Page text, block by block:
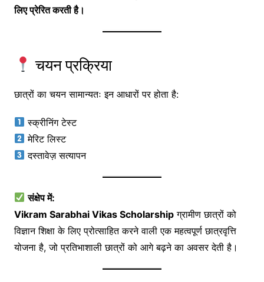
लिए प्रेरित करती है।
चयन प्रक्रिया
छात्रों का चयन सामान्यतः इन आधारों पर होता है:
स्क्रीनिंग टेस्ट
मेरिट लिस्ट
दस्तावेज़ सत्यापन
संक्षेप में:
Vikram Sarabhai Vikas Scholarshipग्रामीण छात्रों को
विज्ञान शिक्षा के लिए प्रोत्साहित करने वाली एक महत्वपूर्ण छात्रवृत्ति
योजना है, जो प्रतिभाशाली छात्रों को आगे बढ़ने का अवसर देती है।